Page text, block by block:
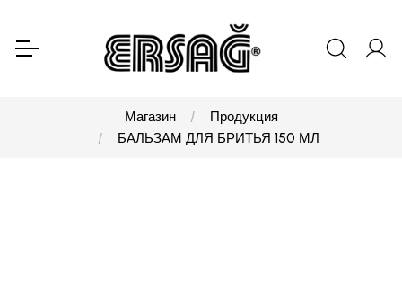
Магазин
Продукция
БАЛЬЗАМ ДЛЯ БРИТЬЯ 150 МЛ